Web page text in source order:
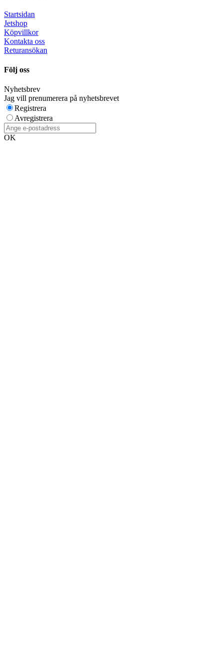
Startsidan
Jetshop
Köpvillkor
Kontakta oss
Returansökan
Följ oss
Nyhetsbrev
Jag vill prenumerera på nyhetsbrevet
Registrera
Avregistrera
OK